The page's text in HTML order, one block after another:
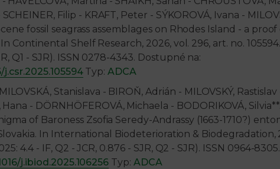
Filip - KRAFT, Peter - SÝKOROVÁ, Ivana -
fossil seagrass assemblages on Rhodes Island - a proof
Continental Shelf Research, 2026, vol. 296, art. no.
Q1 - SJR). ISSN 0278-4343. Dostupné na:
Typ:ADCA
Stanislava - BIROŇ, Adrián - MILOVSKÝ, Rastislav
Hana - DÖRNHÖFEROVÁ, Michaela - BODORIKOVÁ,
of Baroness Zsofia Seredy-Andrassy (1663-1710?)
In International Biodeterioration & Biodegradation,
4.4 - IF, Q2 - JCR, 0.876 - SJR, Q2 - SJR). ISSN 0964-
j.ibiod.2025.106256 Typ: ADCA